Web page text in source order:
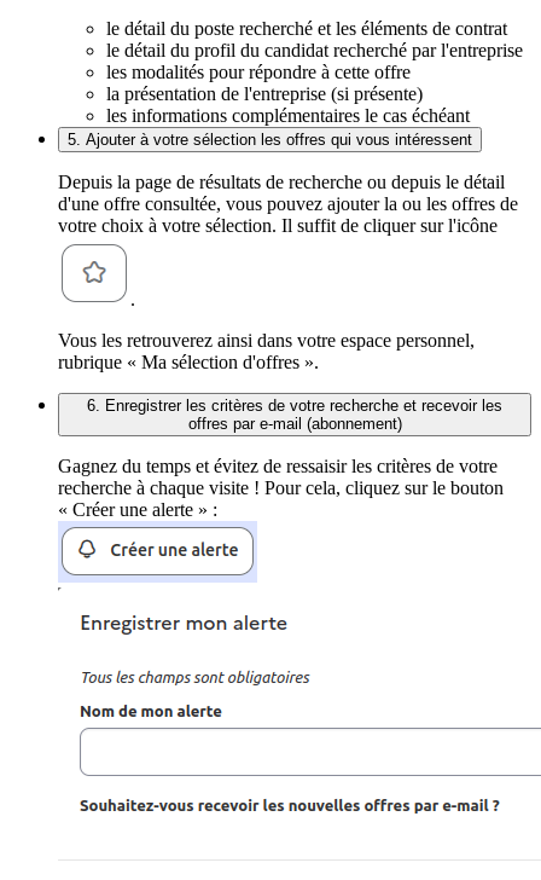
le détail du poste recherché et les éléments de contrat
le détail du profil du candidat recherché par l'entreprise
les modalités pour répondre à cette offre
la présentation de l'entreprise (si présente)
les informations complémentaires le cas échéant
5. Ajouter à votre sélection les offres qui vous intéressent
Depuis la page de résultats de recherche ou depuis le détail
d'une offre consultée, vous pouvez ajouter la ou les offres de
votre choix à votre sélection. Il suffit de cliquer sur l'icône
.
Vous les retrouverez ainsi dans votre espace personnel,
rubrique « Ma sélection d'offres ».
6. Enregistrer les critères de votre recherche et recevoir les
offres par e-mail (abonnement)
Gagnez du temps et évitez de ressaisir les critères de votre
recherche à chaque visite ! Pour cela, cliquez sur le bouton
« Créer une alerte » :